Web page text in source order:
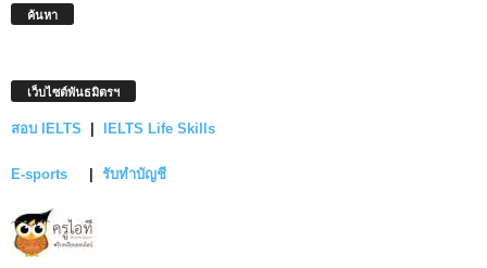
ค้นหา
เว็บไซต์พันธมิตรฯ
สอบ IELTS IELTS Life Skills
E-sports รับทำบัญชี